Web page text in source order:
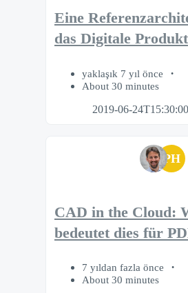
Eine
das Digitale Produkt
yaklaşık 7 yıl önce
About 30 minutes
2019-06-
PH
CAD in the Cloud:
bedeutet dies für
7 yıldan fazla önce
About 30 minutes